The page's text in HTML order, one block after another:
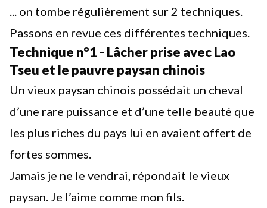
... on tombe régulièrement sur 2 techniques.
Passons en revue ces différentes techniques.
Technique n°1 - Lâcher prise avec Lao
Tseu et le pauvre paysan chinois
Un vieux paysan chinois possédait un cheval
d’une rare puissance et d’une telle beauté que
les plus riches du pays lui en avaient offert de
fortes sommes.
Jamais je ne le vendrai, répondait le vieux
paysan. Je l’aime comme mon fils.